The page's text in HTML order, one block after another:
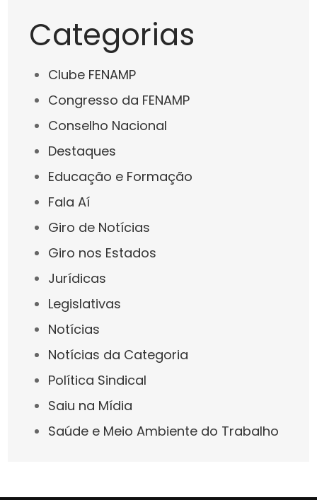
Categorias
Clube FENAMP
Congresso da FENAMP
Conselho Nacional
Destaques
Educação e Formação
Fala Aí
Giro de Notícias
Giro nos Estados
Jurídicas
Legislativas
Notícias
Notícias da Categoria
Política Sindical
Saiu na Mídia
Saúde e Meio Ambiente do Trabalho